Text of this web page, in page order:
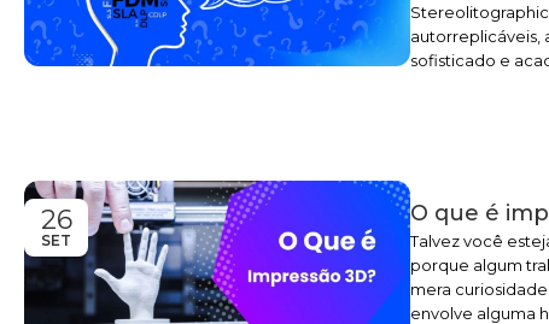
autorreplicáveis,
sofisticado e
26
SET
O que é
Talvez você
porque algum
mera
envolve alguma